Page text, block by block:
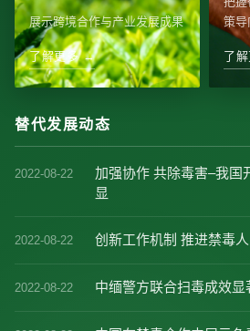
展示跨境合作与产业发展成果
了解更多 →
策导
了
替代发展动态
2022-08-22
加强协作 共除毒害–我国
显
2022-08-22 创新工作机制 推进禁毒
2022-08-22 中缅警方联合扫毒成效显